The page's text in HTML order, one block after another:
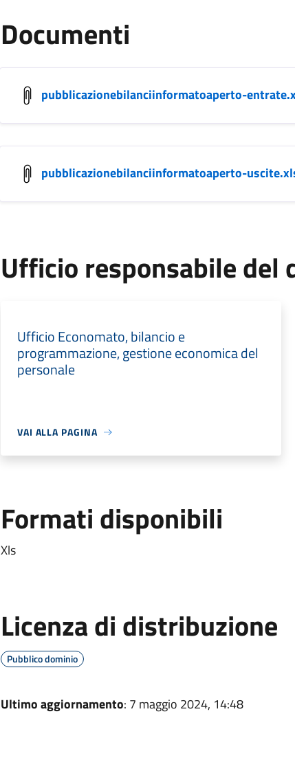
Documenti
pubblicazionebilanciinformatoaperto-
pubblicazionebilanciinformatoaperto-
Ufficio responsabile del
Ufficio Economato, bilancio e
programmazione, gestione economica del
personale
VAI ALLA PAGINA
Formati disponibili
Xls
Licenza di distribuzione
Pubblico dominio
Ultimo aggiornamento: 7 maggio 2024, 14:48